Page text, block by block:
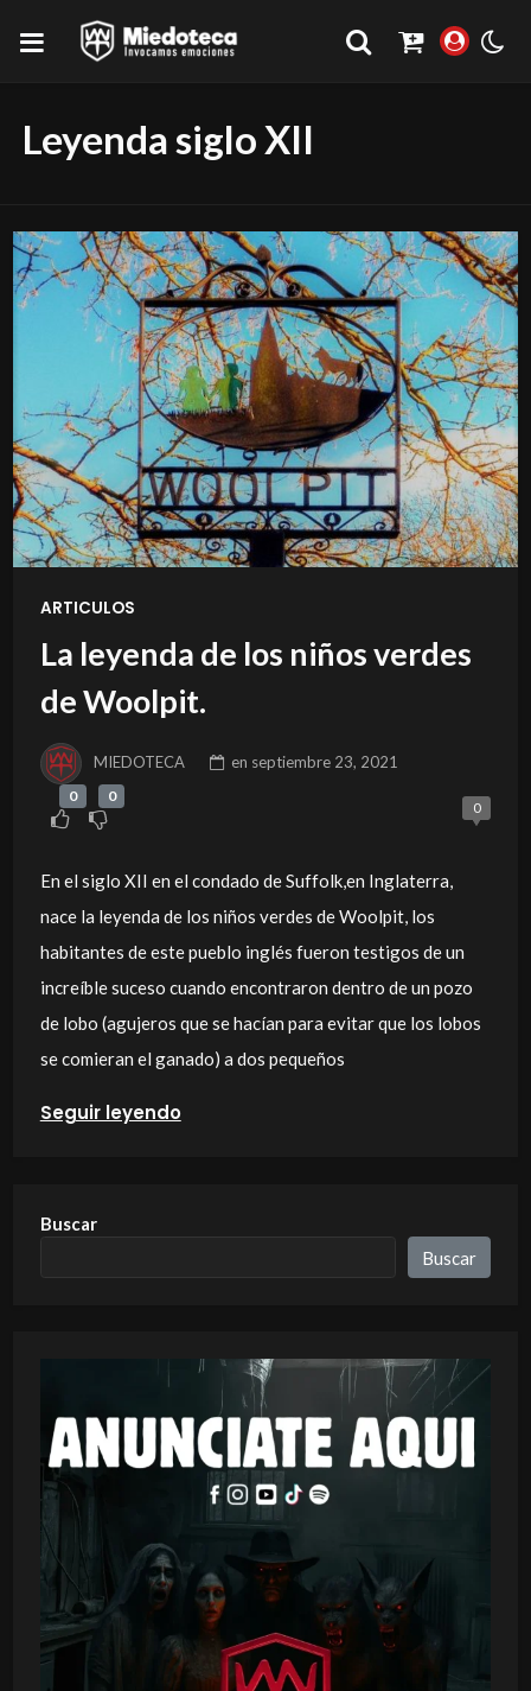
Leyenda siglo XII
ARTICULOS
La leyenda de los niños verdes
de Woolpit.
MIEDOTECA en septiembre 23, 2021
0 0
0
En el siglo XII en el condado de Suffolk,en Inglaterra,
nace la leyenda de los niños verdes de Woolpit, los
habitantes de este pueblo inglés fueron testigos de un
increíble suceso cuando encontraron dentro de un pozo
de lobo (agujeros que se hacían para evitar que los lobos
se comieran el ganado) a dos pequeños
Seguir leyendo
Buscar
Buscar